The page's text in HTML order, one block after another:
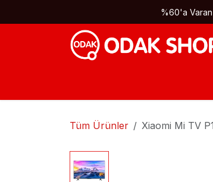
%60'a Varan
Tüm Ürünler Xiaomi Mi TV